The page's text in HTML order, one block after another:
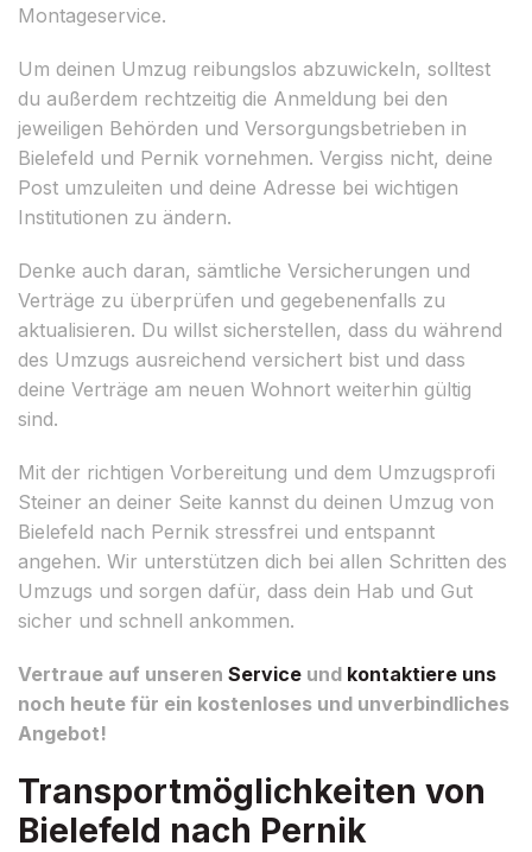
Montageservice.
Um deinen Umzug reibungslos abzuwickeln, solltest
du außerdem rechtzeitig die Anmeldung bei den
jeweiligen Behörden und Versorgungsbetrieben in
Bielefeld und Pernik vornehmen. Vergiss nicht, deine
Post umzuleiten und deine Adresse bei wichtigen
Institutionen zu ändern.
Denke auch daran, sämtliche Versicherungen und
Verträge zu überprüfen und gegebenenfalls zu
aktualisieren. Du willst sicherstellen, dass du während
des Umzugs ausreichend versichert bist und dass
deine Verträge am neuen Wohnort weiterhin gültig
sind.
Mit der richtigen Vorbereitung und dem Umzugsprofi
Steiner an deiner Seite kannst du deinen Umzug von
Bielefeld nach Pernik stressfrei und entspannt
angehen. Wir unterstützen dich bei allen Schritten des
Umzugs und sorgen dafür, dass dein Hab und Gut
sicher und schnell ankommen.
Vertraue auf unseren Service und kontaktiere uns
noch heute für ein kostenloses und unverbindliches
Angebot!
Transportmöglichkeiten von
Bielefeld nach Pernik